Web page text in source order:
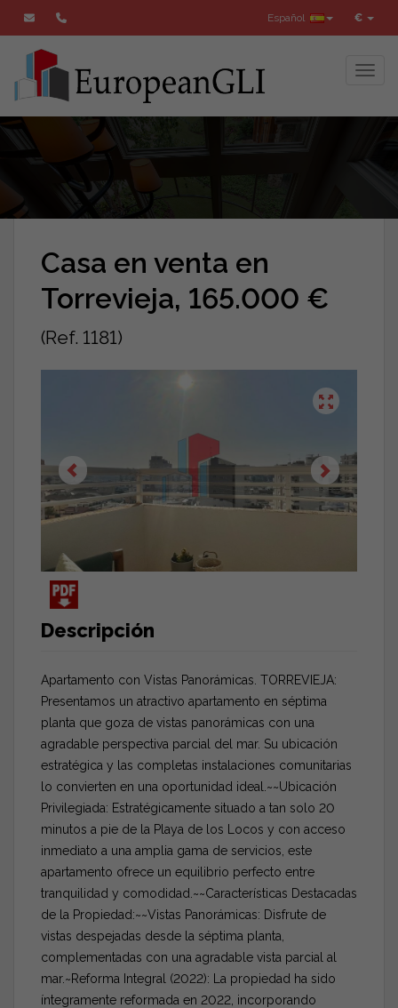
€
Español
Casa en venta en
Torrevieja, 165.000 €
(Ref. 1181)
Descripción
Apartamento con Vistas Panorámicas. TORREVIEJA:
Presentamos un atractivo apartamento en séptima
planta que goza de vistas panorámicas con una
agradable perspectiva parcial del mar. Su ubicación
estratégica y las completas instalaciones comunitarias
lo convierten en una oportunidad ideal.~~Ubicación
Privilegiada: Estratégicamente situado a tan solo 20
minutos a pie de la Playa de los Locos y con acceso
inmediato a una amplia gama de servicios, este
apartamento ofrece un equilibrio perfecto entre
tranquilidad y comodidad.~~Características Destacadas
de la Propiedad:~~Vistas Panorámicas: Disfrute de
vistas despejadas desde la séptima planta,
complementadas con una agradable vista parcial al
mar.~Reforma Integral (2022): La propiedad ha sido
íntegramente reformada en 2022, incorporando